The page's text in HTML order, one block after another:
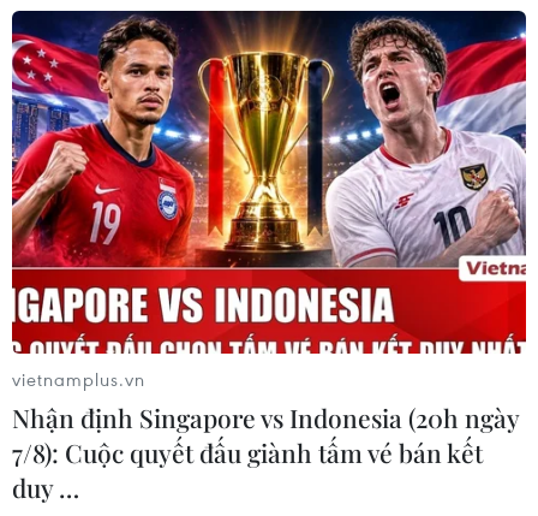
Bolivia: Biểu tình yêu cầu phục chức cho
cựu Tổng thống Morales
14/11/2019 02:51
Tại thủ đô La Paz, người biểu tình từ các nơi đã đổ về,
diễu hành qua các đường phố lớn yêu cầu khôi phục
vietnamplus.vn
Nhận định Singapore vs Indonesia (20h ngày
7/8): Cuộc quyết đấu giành tấm vé bán kết
duy …